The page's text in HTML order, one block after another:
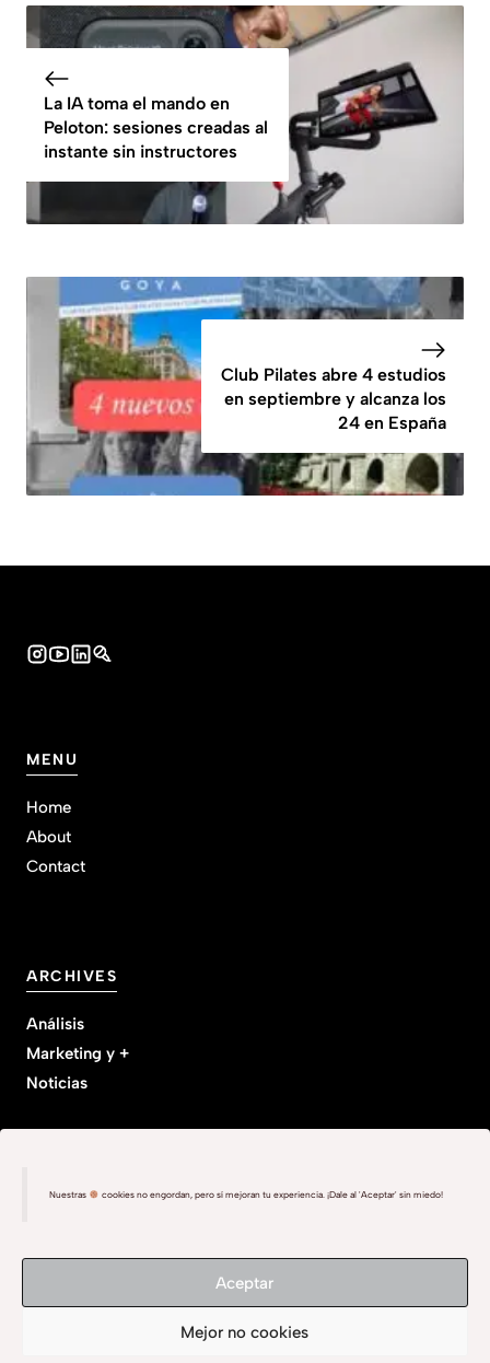
Nuestras cookies no engordan, pero sí mejoran tu experiencia. ¡Dale al 'Aceptar' sin miedo!
Aceptar
Mejor no cookies
La IA toma el mando en
Peloton: sesiones creadas al
instante sin instructores
Club Pilates abre 4 estudios
en septiembre y alcanza los
24 en España
MENU
Home
About
Contact
ARCHIVES
Análisis
Marketing y +
Noticias
©2026 The Boutique Tribe